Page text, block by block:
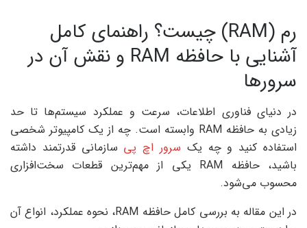
رم (RAM) چیست؟ راهنمای کامل
آشنایی با حافظه RAM و نقش آن در
سرورها
در دنیای فناوری اطلاعات، سرعت و عملکرد سیستم‌ها تا حد
زیادی به حافظه RAM وابسته است. چه از یک کامپیوتر شخصی
استفاده کنید و چه یک سرور اچ پی سازمانی قدرتمند داشته
باشید، حافظه RAM یکی از مهم‌ترین قطعات سخت‌افزاری
محسوب می‌شود.
در این مقاله به بررسی کامل حافظه RAM، نحوه عملکرد، انواع آن